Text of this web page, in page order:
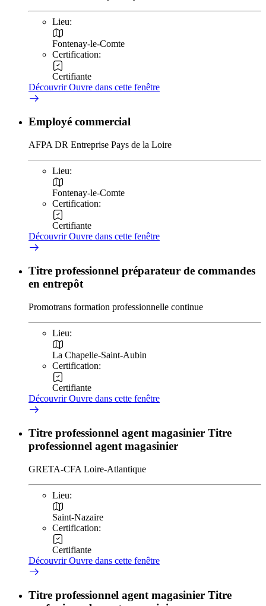
Lieu:
Fontenay-le-Comte
Certification:
Certifiante
DécouvrirOuvre dans cette fenêtre
Employé commercial
AFPA DR Entreprise Pays de la Loire
Lieu:
Fontenay-le-Comte
Certification:
Certifiante
DécouvrirOuvre dans cette fenêtre
Titre professionnel préparateur de commandes
en entrepôt
Promotrans formation professionnelle continue
Lieu:
La Chapelle-Saint-Aubin
Certification:
Certifiante
DécouvrirOuvre dans cette fenêtre
Titre professionnel agent magasinier Titre
professionnel agent magasinier
GRETA-CFA Loire-Atlantique
Lieu:
Saint-Nazaire
Certification:
Certifiante
DécouvrirOuvre dans cette fenêtre
Titre professionnel agent magasinier Titre